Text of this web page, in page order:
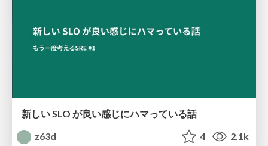
新しい SLO が良い感じにハマっている話
z63d
4 2.1k